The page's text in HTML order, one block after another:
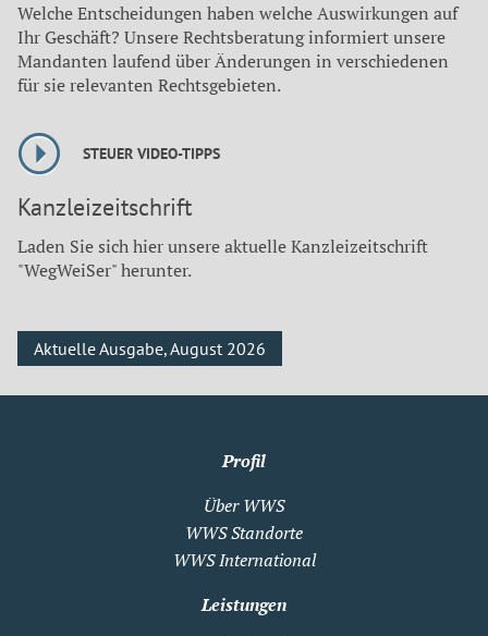
Welche Entscheidungen haben welche Auswirkungen auf
Ihr Geschäft? Unsere Rechtsberatung informiert unsere
Mandanten laufend über Änderungen in verschiedenen
für sie relevanten Rechtsgebieten.
STEUER VIDEO-TIPPS
Kanzleizeitschrift
Laden Sie sich hier unsere aktuelle Kanzleizeitschrift
"WegWeiSer" herunter.
Aktuelle Ausgabe, August 2026
Profil
Über WWS
WWS Standorte
WWS International
Leistungen